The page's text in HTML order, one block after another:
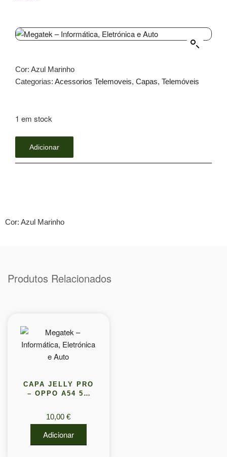
Cor: Azul Marinho
Categorias: Acessorios Telemoveis, Capas, Telemóveis
1 em stock
Adicionar
Cor: Azul Marinho
Produtos Relacionados
CAPA JELLY PRO
– OPPO A54 5G
10,00€
Adicionar